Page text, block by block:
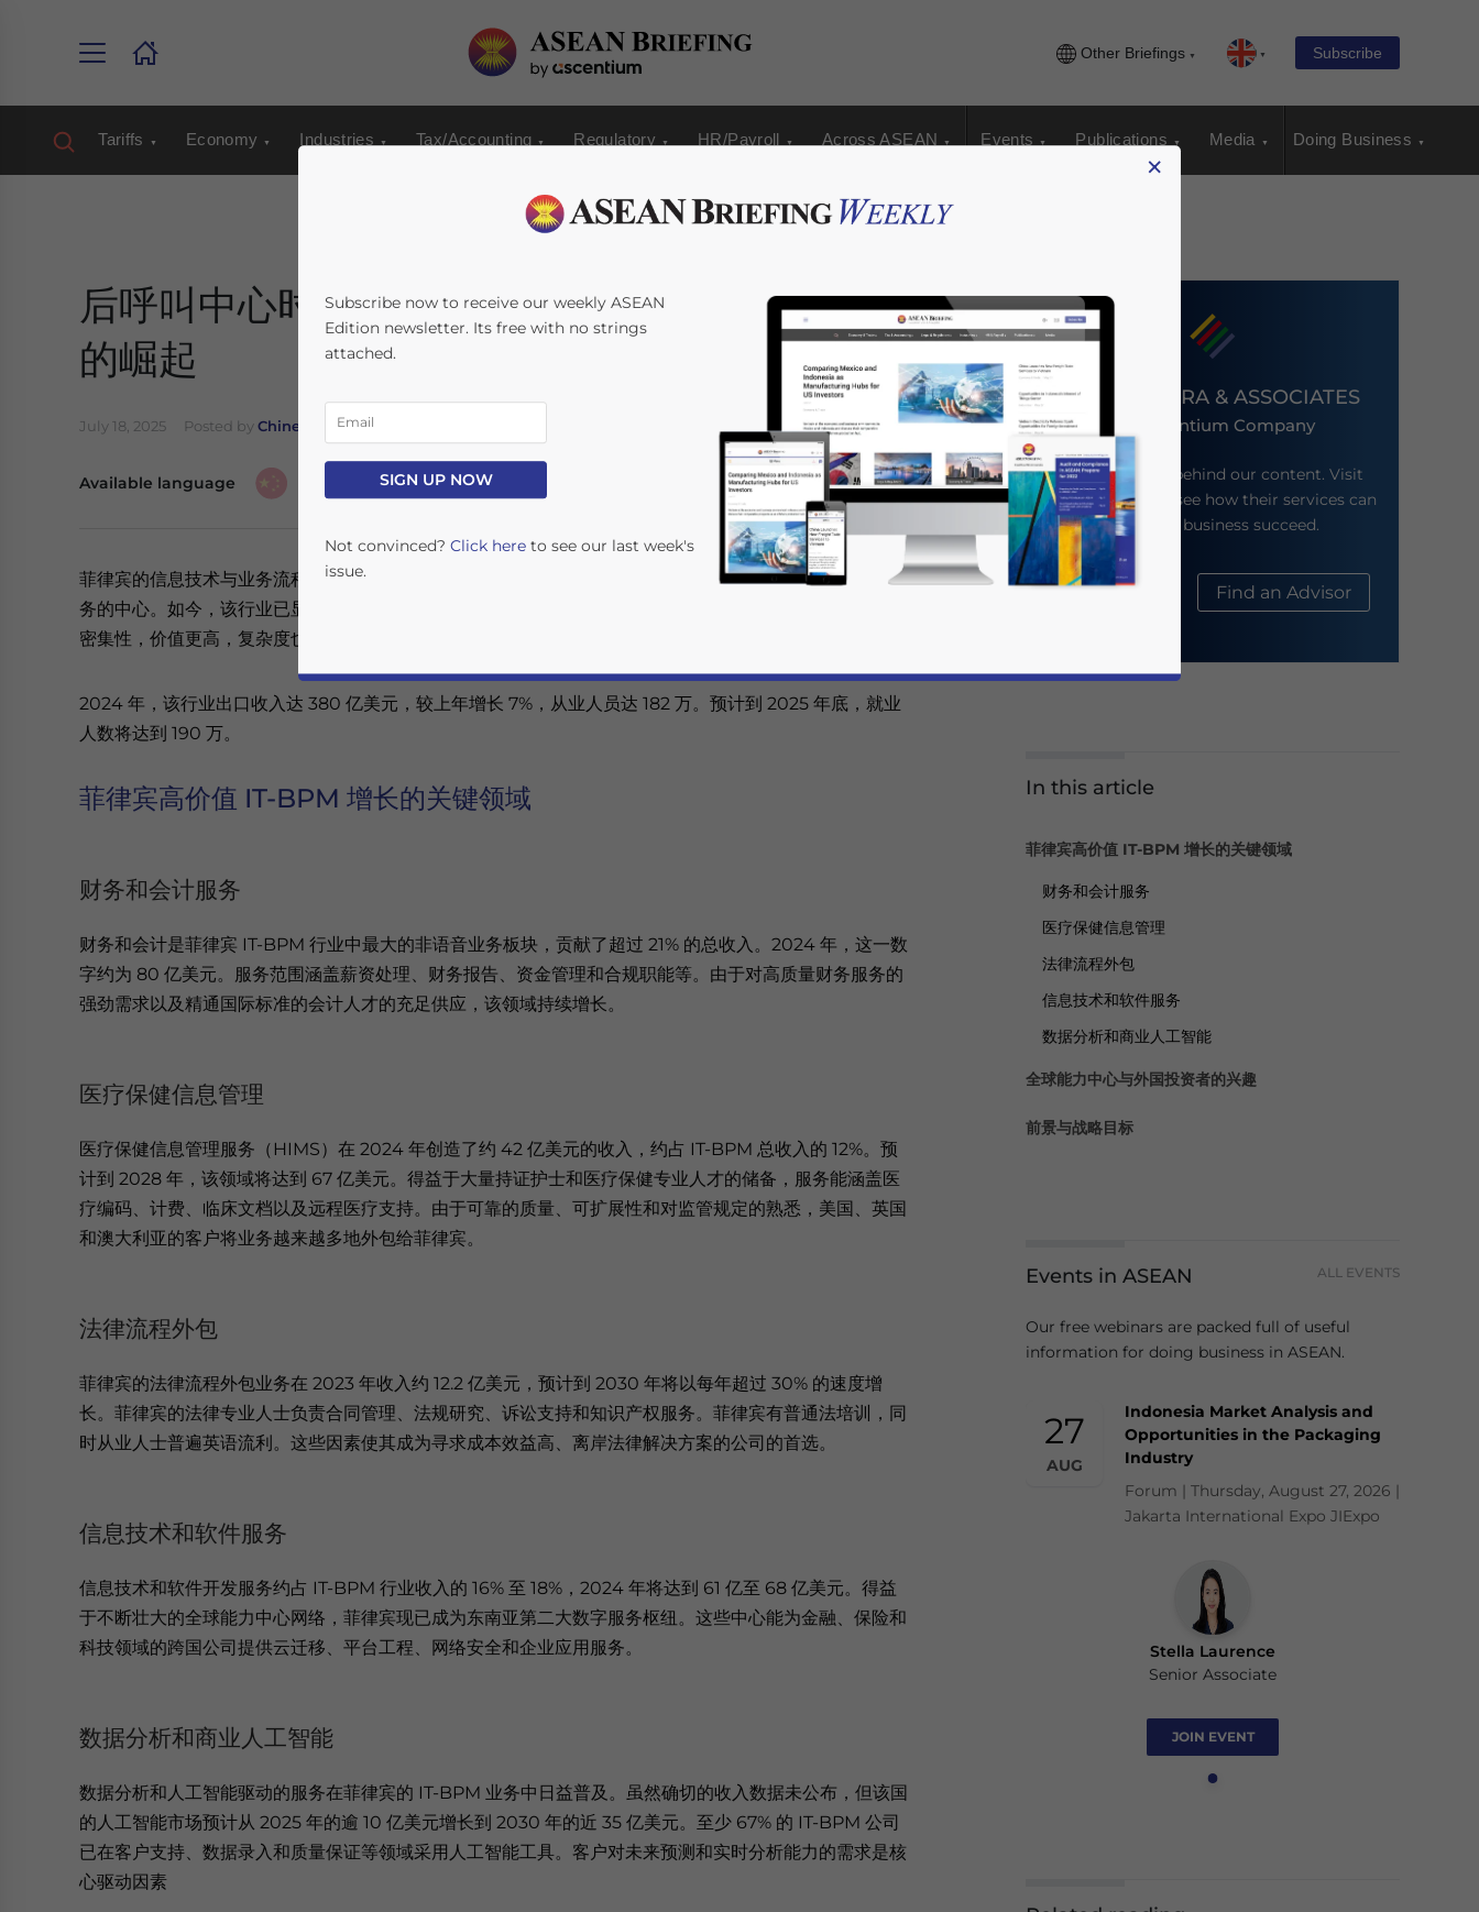
Other Briefings Subscribe
Tariffs Economy Industries Tax/Accounting Regulatory HR/Payroll Across ASEAN Events Publications Media Doing Business
后呼叫中心时代：菲律宾高价值 IT-BPM 服务
的崛起
July 18, 2025 Posted byChinese Desk
Available language
菲律宾的信息技术与业务流程管理（IT-BPM）行业已从以语音服务为主的呼叫中心，逐步发展为高价值服
务的中心。如今，该行业已显著拓展至金融、医疗保健、法律、信息技术和数据分析等领域，业务更具知识
密集性，价值更高，复杂度也大幅提升。
2024 年，该行业出口收入达 380 亿美元，较上年增长 7%，从业人员达 182 万。预计到 2025 年底，就业
人数将达到 190 万。
菲律宾高价值 IT-BPM 增长的关键领域
财务和会计服务
财务和会计是菲律宾 IT-BPM 行业中最大的非语音业务板块，贡献了超过 21% 的总收入。2024 年，这一数
字约为 80 亿美元。服务范围涵盖薪资处理、财务报告、资金管理和合规职能等。由于对高质量财务服务的
强劲需求以及精通国际标准的会计人才的充足供应，该领域持续增长。
医疗保健信息管理
医疗保健信息管理服务（HIMS）在 2024 年创造了约 42 亿美元的收入，约占 IT-BPM 总收入的 12%。预
计到 2028 年，该领域将达到 67 亿美元。得益于大量持证护士和医疗保健专业人才的储备，服务能涵盖医
疗编码、计费、临床文档以及远程医疗支持。由于可靠的质量、可扩展性和对监管规定的熟悉，美国、英国
和澳大利亚的客户将业务越来越多地外包给菲律宾。
法律流程外包
菲律宾的法律流程外包业务在 2023 年收入约 12.2 亿美元，预计到 2030 年将以每年超过 30% 的速度增
长。菲律宾的法律专业人士负责合同管理、法规研究、诉讼支持和知识产权服务。菲律宾有普通法培训，同
时从业人士普遍英语流利。这些因素使其成为寻求成本效益高、离岸法律解决方案的公司的首选。
信息技术和软件服务
信息技术和软件开发服务约占 IT-BPM 行业收入的 16% 至 18%，2024 年将达到 61 亿至 68 亿美元。得益
于不断壮大的全球能力中心网络，菲律宾现已成为东南亚第二大数字服务枢纽。这些中心能为金融、保险和
科技领域的跨国公司提供云迁移、平台工程、网络安全和企业应用服务。
数据分析和商业人工智能
数据分析和人工智能驱动的服务在菲律宾的 IT-BPM 业务中日益普及。虽然确切的收入数据未公布，但该国
的人工智能市场预计从 2025 年的逾 10 亿美元增长到 2030 年的近 35 亿美元。至少 67% 的 IT-BPM 公司
已在客户支持、数据录入和质量保证等领域采用人工智能工具。客户对未来预测和实时分析能力的需求是核
心驱动因素
DEZAN SHIRA & ASSOCIATES
An Ascentium Company
Meet the firm behind our content. Visit
their website to see how their services can
help your business succeed.
About Us Find an Advisor
In this article
菲律宾高价值 IT-BPM 增长的关键领域
财务和会计服务
医疗保健信息管理
法律流程外包
信息技术和软件服务
数据分析和商业人工智能
全球能力中心与外国投资者的兴趣
前景与战略目标
Events in ASEAN ALL EVENTS
Our free webinars are packed full of useful
information for doing business in ASEAN.
27
AUG
Indonesia Market Analysis and
Opportunities in the Packaging
Industry
Forum | Thursday, August 27, 2026 |
Jakarta International Expo JIExpo
Stella Laurence
Senior Associate
JOIN EVENT
×
Subscribe now to receive our weekly ASEAN
Edition newsletter. Its free with no strings
attached.
SIGN UP NOW
Not convinced? Click here to see our last week's
issue.